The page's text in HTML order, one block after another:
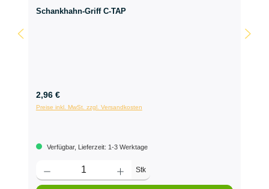
Schankhahn-Griff C-TAP
2,96 €
Preise inkl. MwSt. zzgl. Versandkosten
Verfügbar, Lieferzeit: 1-3 Werktage
Stk